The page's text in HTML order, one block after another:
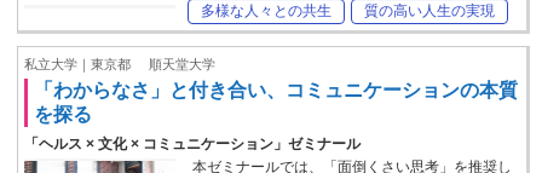
多様な人々との共生
質の高い人生の実現
私立大学｜東京都 順天堂大学
「わからなさ」と付き合い、コミュニケーションの本質
を探る
「ヘルス × 文化 × コミュニケーション」ゼミナール
本ゼミナールでは、「面倒くさい思考」を推奨し